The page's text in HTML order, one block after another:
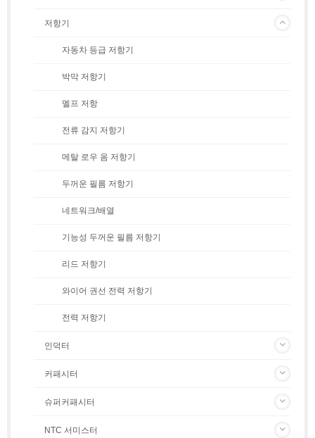
저항기
자동차 등급 저항기
박막 저항기
멜프 저항
전류 감지 저항기
메탈 로우 옴 저항기
두꺼운 필름 저항기
네트워크/배열
기능성 두꺼운 필름 저항기
리드 저항기
와이어 권선 전력 저항기
전력 저항기
인덕터
커패시터
슈퍼커패시터
NTC 서미스터